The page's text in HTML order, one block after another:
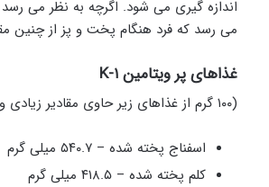
می رسد که فرد هنگام پخت و پز از چنین
غذاهای پر ویتامین K-۱
(۱۰۰ گرم از غذاهای زیر حاوی مقادیر زیادی ویتامین K-۱ است.)
اسفناج پخته شده – ۵۴۰.۷ میلی گرم
کلم پخته شده – ۴۱۸.۵ میلی گرم